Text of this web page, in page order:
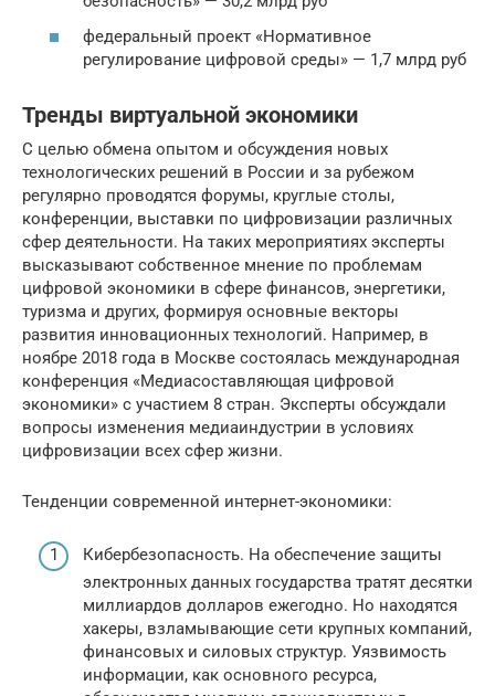
федеральный проект «Нормативное
регулирование цифровой среды» — 1,7 млрд руб
Тренды виртуальной экономики
С целью обмена опытом и обсуждения новых
технологических решений в России и за рубежом
регулярно проводятся форумы, круглые столы,
конференции, выставки по цифровизации различных
сфер деятельности. На таких мероприятиях эксперты
высказывают собственное мнение по проблемам
цифровой экономики в сфере финансов, энергетики,
туризма и других, формируя основные векторы
развития инновационных технологий. Например, в
ноябре 2018 года в Москве состоялась международная
конференция «Медиасоставляющая цифровой
экономики» с участием 8 стран. Эксперты обсуждали
вопросы изменения медиаиндустрии в условиях
цифровизации всех сфер жизни.
Тенденции современной интернет-экономики:
Кибербезопасность. На обеспечение защиты
электронных данных государства тратят десятки
миллиардов долларов ежегодно. Но находятся
хакеры, взламывающие сети крупных компаний,
финансовых и силовых структур. Уязвимость
информации, как основного ресурса,